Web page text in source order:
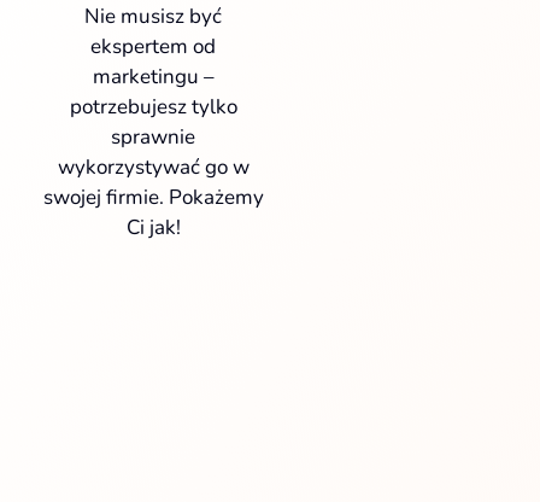
Nie musisz być
ekspertem od
marketingu –
potrzebujesz tylko
sprawnie
wykorzystywać go w
swojej firmie. Pokażemy
Ci jak!